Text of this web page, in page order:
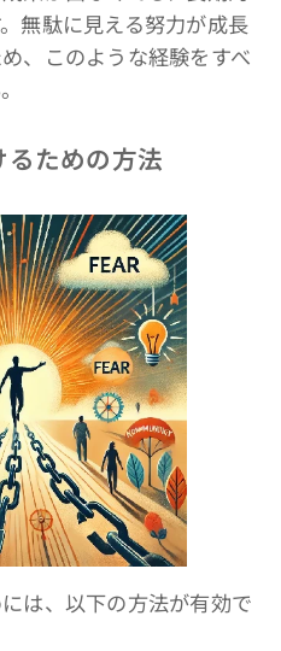
無駄に見える努力が成長
、このような経験をすべ
るための方法
は、以下の方法が有効で